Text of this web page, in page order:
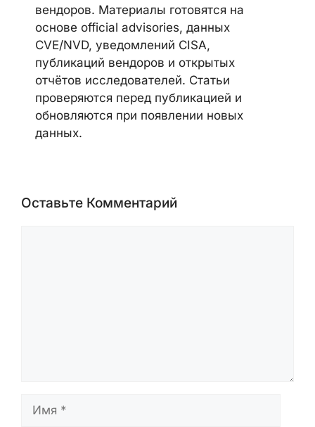
вендоров. Материалы готовятся на
основе official advisories, данных
CVE/NVD, уведомлений CISA,
публикаций вендоров и открытых
отчётов исследователей. Статьи
проверяются перед публикацией и
обновляются при появлении новых
данных.
Оставьте Комментарий